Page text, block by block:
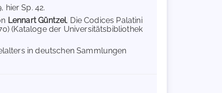
hier Sp. 42.
Lennart Güntzel, Die Codices Palatini
(Kataloge der Universitätsbibliothek
in deutschen Sammlungen